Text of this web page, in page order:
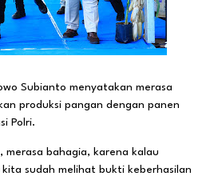
Subianto menyatakan merasa
produksi pangan dengan panen
Polri.
merasa bahagia, karena kalau
sudah melihat bukti keberhasilan